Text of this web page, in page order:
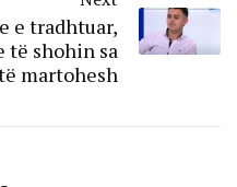
e tradhtuar,
të shohin sa
martohesh